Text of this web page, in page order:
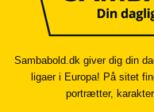
Sambabold.dk giver dig din
ligaer i Europa! På sitet
portrætter,